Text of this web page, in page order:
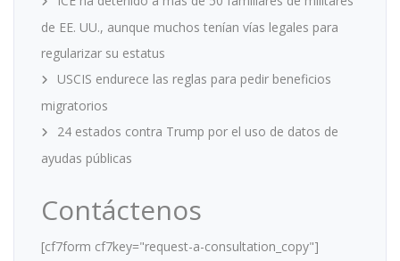
de EE. UU., aunque muchos tenían vías legales para
regularizar su estatus
USCIS endurece las reglas para pedir beneficios
migratorios
24 estados contra Trump por el uso de datos de
ayudas públicas
Contáctenos
[cf7form cf7key="request-a-consultation_copy"]